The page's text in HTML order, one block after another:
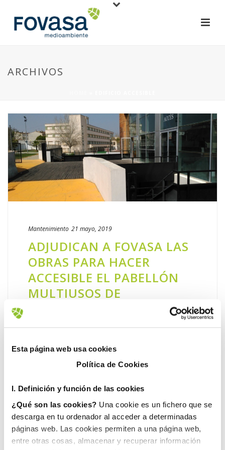
Esta página web usa cookies
Política de Cookies
I. Definición y función de las cookies
¿Qué son las cookies? Una cookie es un fichero que se
descarga en tu ordenador al acceder a determinadas
páginas web. Las cookies permiten a una página web,
entre otras cosas, almacenar y recuperar información
ARCHIVOS
Mantenimiento 21 mayo, 2019
ADJUDICAN A FOVASA LAS
OBRAS PARA HACER
ACCESIBLE EL PABELLÓN
MULTIUSOS DE
La empresa instalará un ascensor en la
sustituir las pasarelas actuales por nuevas
rampas El pabellón multiusos de
LEER MÁS